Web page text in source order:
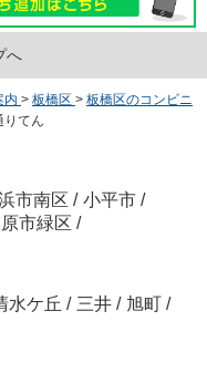
へ
内 > 板橋区 > 板橋区のコンビニ
りてん
市南区 / 小平市 /
市緑区 /
水ケ丘 / 三井 / 旭町 /